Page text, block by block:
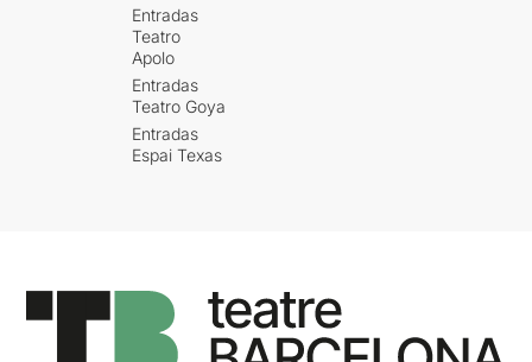
Entradas
Teatro
Apolo
Entradas
Teatro Goya
Entradas
Espai Texas